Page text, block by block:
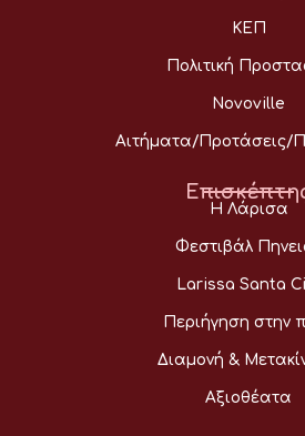
ΚΕΠ
Πολιτική
Novoville
Αιτήματα/Προτάσεις/
Η Λάρισα
Φεστιβάλ
Larissa Santa
Περιήγηση στην
Διαμονή &
Αξιοθέατα